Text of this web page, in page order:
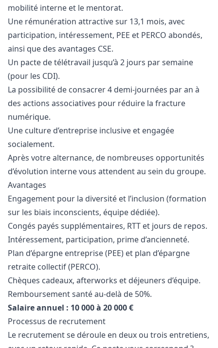
mobilité interne et le mentorat.
Une rémunération attractive sur 13,1 mois, avec
participation, intéressement, PEE et PERCO abondés,
ainsi que des avantages CSE.
Un pacte de télétravail jusqu’à 2 jours par semaine
(pour les CDI).
La possibilité de consacrer 4 demi-journées par an à
des actions associatives pour réduire la fracture
numérique.
Une culture d’entreprise inclusive et engagée
socialement.
Après votre alternance, de nombreuses opportunités
d’évolution interne vous attendent au sein du groupe.
Avantages
Engagement pour la diversité et l’inclusion (formation
sur les biais inconscients, équipe dédiée).
Congés payés supplémentaires, RTT et jours de repos.
Intéressement, participation, prime d’ancienneté.
Plan d’épargne entreprise (PEE) et plan d’épargne
retraite collectif (PERCO).
Chèques cadeaux, afterworks et déjeuners d’équipe.
Remboursement santé au-delà de 50%.
Salaire annuel : 10 000 à 20 000 €
Processus de recrutement
Le recrutement se déroule en deux ou trois entretiens,